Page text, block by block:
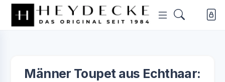
Männer Toupet aus Echthaar: